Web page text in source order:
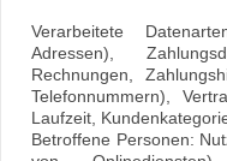
Verarbeitete
Adressen),
Rechnungen,
Telefonnummern),
Laufzeit,
Betroffene Personen: